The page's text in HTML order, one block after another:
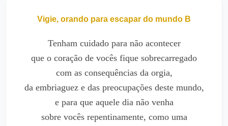
Vigie, orando para escapar do mundo B
Tenham cuidado para não acontecer
que o coração de vocês fique sobrecarregado
com as consequências da orgia,
da embriaguez e das preocupações deste mundo,
e para que aquele dia não venha
sobre vocês repentinamente, como uma